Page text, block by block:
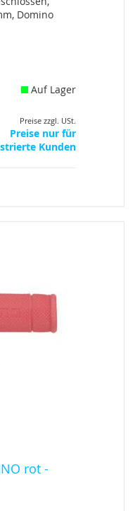
Domino
Auf Lager
Preise zzgl. USt.
Preise nur für
Kunden
rot -